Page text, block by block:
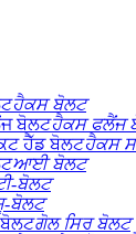
ਹੈਕਸ ਬੋਲਟ
ਹੈਕਸ ਫਲੈਂਜ
ਹੈਕਸ
ਆਈ ਬੋਲਟ
ਬੋਲਟ
ਬੋਲਟ
ਗੋਲ ਸਿਰ ਬੋਲਟ